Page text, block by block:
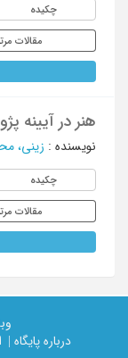
چکیده
مقالات
هنر در آیینه
نویسنده : زینی،
چکیده
مقالات
درباره پایگاه |